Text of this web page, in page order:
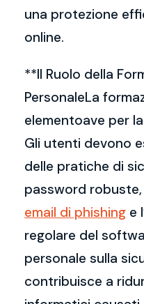
una protezione
online.
**Il Ruolo della
PersonaleLa
elementoave per
Gli utenti devono
delle pratiche di
password robuste,
email di phishing e
regolare del
personale sulla
contribuisce a